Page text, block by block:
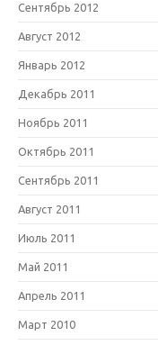
Сентябрь 2012
Август 2012
Январь 2012
Декабрь 2011
Ноябрь 2011
Октябрь 2011
Сентябрь 2011
Август 2011
Июль 2011
Май 2011
Апрель 2011
Март 2010